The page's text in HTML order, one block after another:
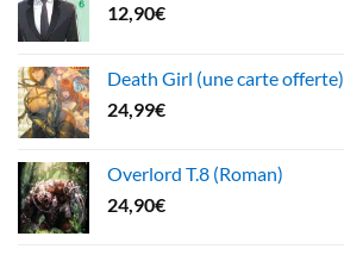
12,90€
Death Girl (une carte offerte)
24,99€
Overlord T.8 (Roman)
24,90€